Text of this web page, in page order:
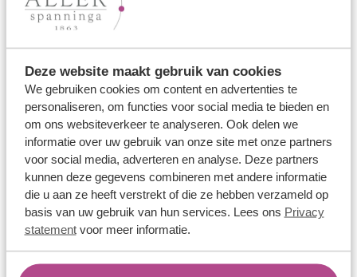
Deze website maakt gebruik van cookies
We gebruiken cookies om content en advertenties te
personaliseren, om functies voor social media te bieden en
om ons websiteverkeer te analyseren. Ook delen we
informatie over uw gebruik van onze site met onze partners
voor social media, adverteren en analyse. Deze partners
kunnen deze gegevens combineren met andere informatie
die u aan ze heeft verstrekt of die ze hebben verzameld op
basis van uw gebruik van hun services. Lees ons Privacy
statementvoor meer informatie.
Trouwringen
Memoireringen
Verlovingsringen
Vriendschapsringen
Over ons
Aller Spanninga
Historie
Certificaten
Blogs
Jouw voordelen